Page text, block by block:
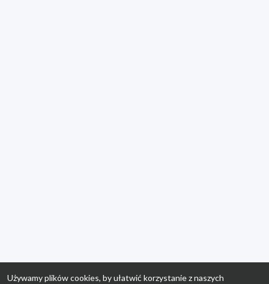
Używamy plików cookies, by ułatwić korzystanie z naszych